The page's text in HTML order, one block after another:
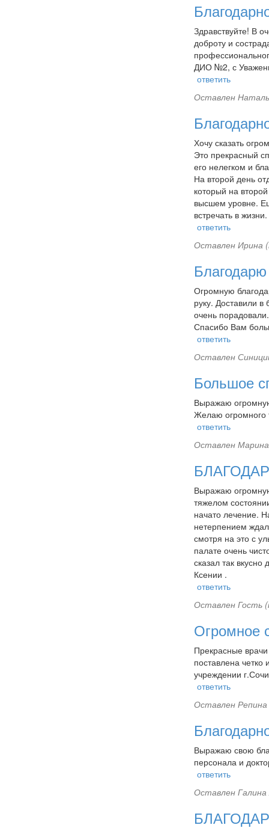
Здравствуйте! В
доброту и
ДИО №2, с
ответить
Оставлен
Хочу сказать
Это прекрасный
его нелегком и
На второй день
который на
высшем уровне.
встречать в
ответить
Оставлен Ирина
Огромную
руку. Доставили
очень
Спасибо Вам
ответить
Оставлен
Большое
Выражаю
Желаю огромного
ответить
Оставлен
Выражаю
тяжелом
начато лечение.
нетерпением
смотря на это с
палате очень
сказал так
Ксении .
ответить
Оставлен Гость
Огромное
Прекрасные
поставлена четко
учреждении
ответить
Оставлен
Выражаю свою
персонала и
ответить
Оставлен Галина